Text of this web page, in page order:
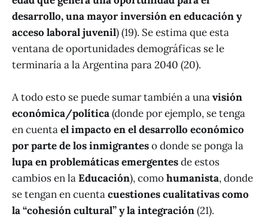
desarrollo, una mayor inversión en educación y
acceso laboral juvenil) (19). Se estima que esta
ventana de oportunidades demográficas se le
terminaría a la Argentina para 2040 (20).
A todo esto se puede sumar también a unavisión
económica/política(donde por ejemplo, se tenga
en cuentael impacto en el desarrollo económico
por parte de los inmigranteso donde se ponga la
lupa en problemáticas emergentesde estos
cambios en laEducación), comohumanista, donde
se tengan en cuentacuestiones cualitativas como
la “cohesión cultural” y la integración(21).